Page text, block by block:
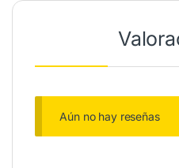
Aún no hay reseñas